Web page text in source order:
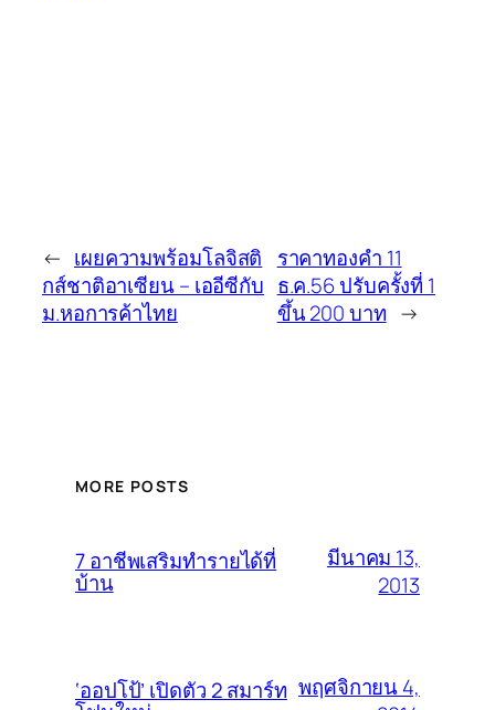
← เผยความพร้อมโลจิสติ
กส์ชาติอาเซียน – เออีซีกับ
ม.หอการค้าไทย
ราคาทองคำ 11
ธ.ค.56 ปรับครั้งที่ 1
ขึ้น 200 บาท →
MORE POSTS
7 อาชีพเสริมทำรายได้ที่
บ้าน
มีนาคม 13,
2013
‘ออปโป้’ เปิดตัว 2 สมาร์ท พฤศจิกายน 4,